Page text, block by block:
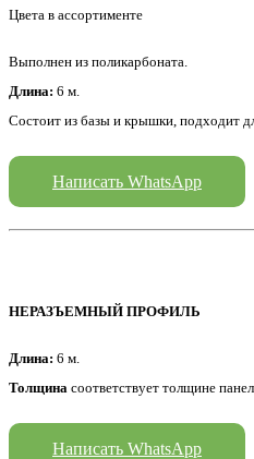
Цвета в ассортименте
Выполнен из поликарбоната.
Длина: 6 м.
Состоит из базы и крышки, подходит
Написать WhatsApp
НЕРАЗЪЕМНЫЙ ПРОФИЛЬ
Длина: 6 м.
Толщина соответствует толщине
Написать WhatsApp